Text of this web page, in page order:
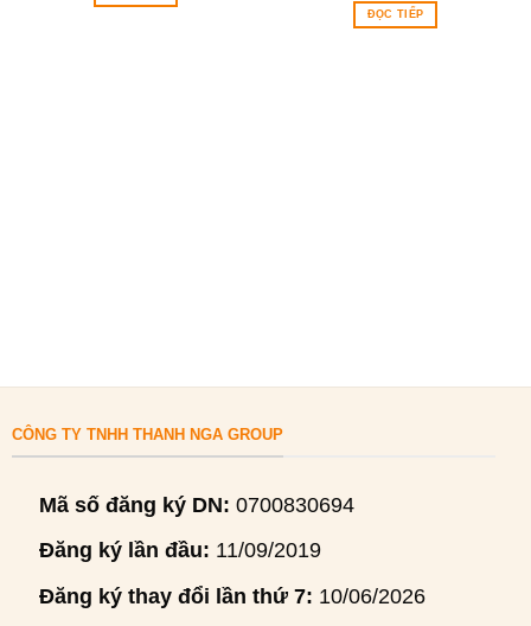
ĐỌC TIẾP
CÔNG TY TNHH THANH NGA GROUP
Mã số đăng ký DN: 0700830694
Đăng ký lần đầu: 11/09/2019
Đăng ký thay đổi lần thứ 7: 10/06/2026